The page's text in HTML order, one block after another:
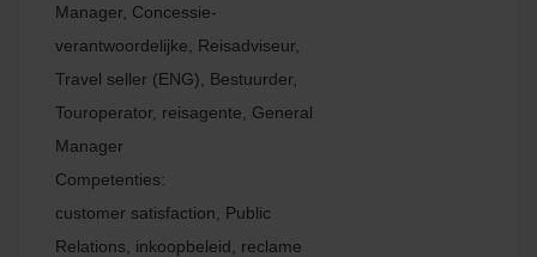
Manager, Concessie-
verantwoordelijke, Reisadviseur,
Travel seller (ENG), Bestuurder,
Touroperator, reisagente, General
Manager
Competenties:
customer satisfaction, Public
Relations, inkoopbeleid, reclame